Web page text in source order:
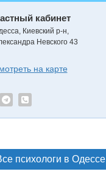
кабинет
Киевский р-н,
Невского 43
на карте
психологи в Одессе